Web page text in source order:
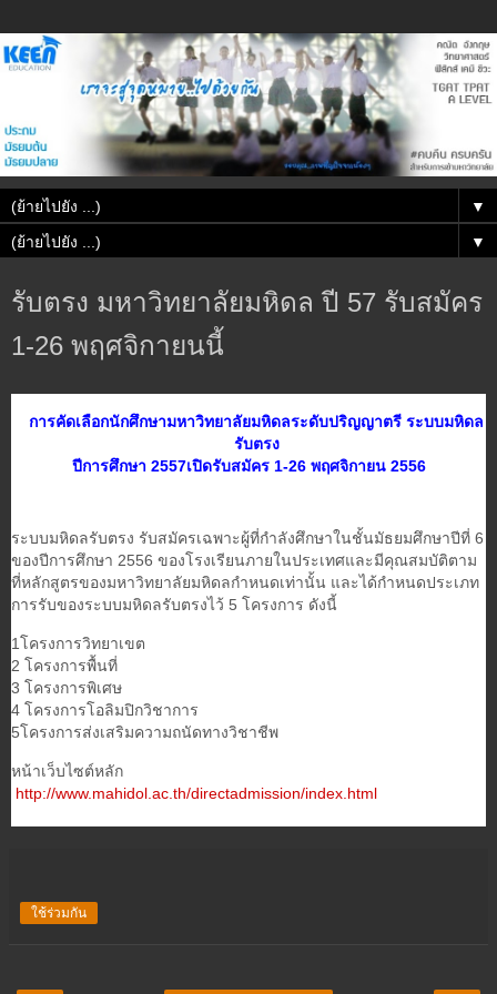
▼
▼
รับตรง มหาวิทยาลัยมหิดล ปี 57 รับสมัคร
1-26 พฤศจิกายนนี้
การคัดเลือกนักศึกษามหาวิทยาลัยมหิดลระดับปริญญาตรี ระบบมหิดล
รับตรง
ปีการศึกษา 2557เปิดรับสมัคร 1-26 พฤศจิกายน 2556
ระบบมหิดลรับตรง รับสมัครเฉพาะผู้ที่กำลังศึกษาในชั้นมัธยมศึกษาปีที่ 6
ของปีการศึกษา 2556 ของโรงเรียนภายในประเทศและมีคุณสมบัติตาม
ที่หลักสูตรของมหาวิทยาลัยมหิดลกำหนดเท่านั้น และได้กำหนดประเภท
การรับของระบบมหิดลรับตรงไว้ 5 โครงการ ดังนี้
1โครงการวิทยาเขต
2 โครงการพื้นที่
3 โครงการพิเศษ
4 โครงการโอลิมปิกวิชาการ
5โครงการส่งเสริมความถนัดทางวิชาชีพ
หน้าเว็บไซต์หลัก
http://www.mahidol.ac.th/directadmission/index.html
ใช้ร่วมกัน